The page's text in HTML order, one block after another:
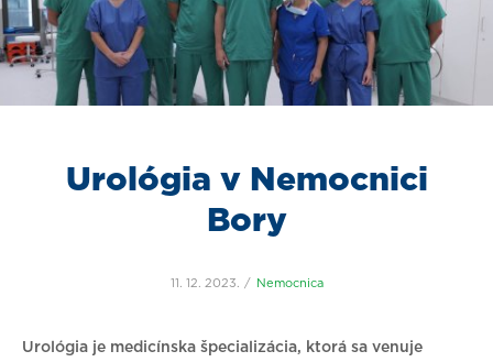
Urológia v Nemocnici
Bory
11. 12. 2023. Nemocnica
Urológia je medicínska špecializácia, ktorá sa venuje